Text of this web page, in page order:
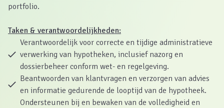
portfolio.
Taken & verantwoordelijkheden:
Verantwoordelijk voor correcte en tijdige administratieve
verwerking van hypotheken, inclusief nazorg en
dossierbeheer conform wet- en regelgeving.
Beantwoorden van klantvragen en verzorgen van advies
en informatie gedurende de looptijd van de hypotheek.
Ondersteunen bij en bewaken van de volledigheid en